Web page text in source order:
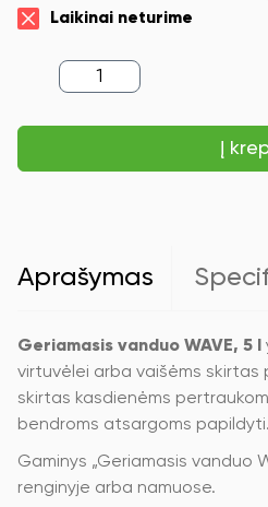
Laikinai neturime
produkto
kiekis:
vanduo
5
Į
Aprašymas
Geriamasis vanduo WAVE, 5 l
virtuvėlei arba vaišėms skirtas
skirtas kasdienėms
bendroms atsargoms papildyti.
Gaminys „Geriamasis vanduo
renginyje arba namuose.